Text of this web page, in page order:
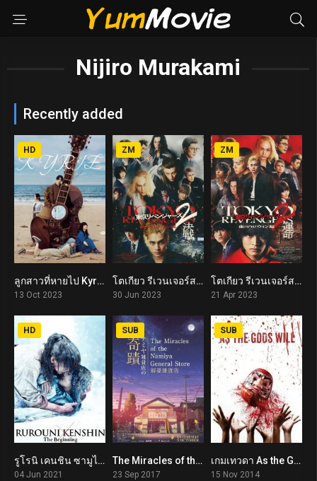
Nijiro Murakami
Recently added
6.7
HD
ลูกสาวที่หายไป Kyrie (2023)
13 Oct 2023
6.3
ZM
โตเกียว รีเวนเจอร์ส: ฮาโลวีนสีเลือด – ศึกตัดสิน Tokyo Revengers 2 Part 2: Bloody Halloween – Final Battle (2023)
30 Jun 2023
6.2
ZM
โตเกียว รีเวนเจอร์ส: ฮาโลวีนสีเลือด – โชคชะตา Tokyo Revengers 2 Part 1: Bloody Halloween – Destiny (2023)
21 Apr 2023
8
HD
รูโรนิ เคนชิน ซามูไรพเนจร ปฐมบท Rurouni Kenshin: The Beginning (2021)
04 Jun 2021
6.8
SUB
The Miracles of the Namiya General Store (2017)
23 Sep 2017
6.5
SUB
เกมเทวดา As the Gods Will (2014)
15 Nov 2014